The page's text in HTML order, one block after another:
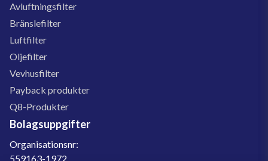
Avluftningsfilter
Bränslefilter
Luftfilter
Oljefilter
Vevhusfilter
Payback produkter
Q8-Produkter
Bolagsuppgifter
Organisationsnr:
559163-1972